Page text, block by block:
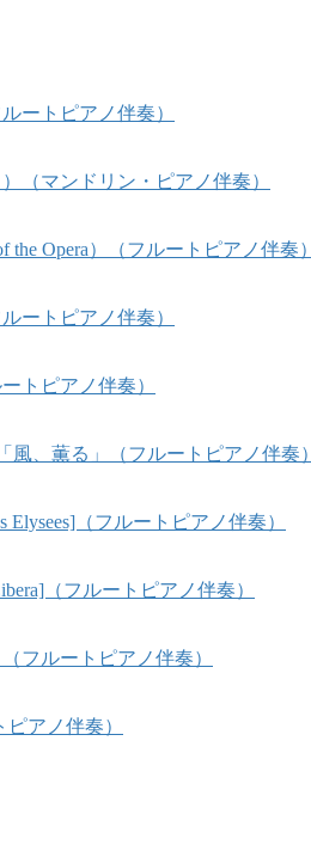
ートピアノ伴奏）
（マンドリン・ピアノ伴奏）
the Opera）（フルートピアノ伴奏）
ートピアノ伴奏）
トピアノ伴奏）
風、薫る」（フルートピアノ伴奏）
（フルートピアノ伴奏）
（フルートピアノ伴奏）
フルートピアノ伴奏）
アノ伴奏）